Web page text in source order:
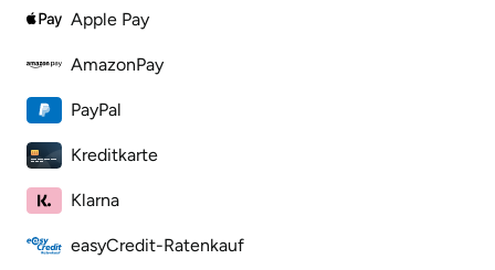
Apple Pay
AmazonPay
PayPal
Kreditkarte
Klarna
easyCredit-Ratenkauf
Ludwigslust-Parchim
Löbau
Lübeck